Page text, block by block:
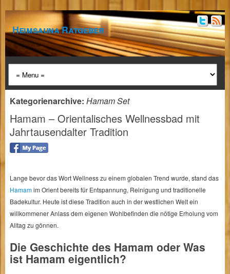
Heimsauna Ratgeber
Kategorienarchive: Hamam Set
Hamam – Orientalisches Wellnessbad mit
Jahrtausendalter Tradition
Lange bevor das Wort Wellness zu einem globalen Trend wurde, stand das
Hamamim Orient bereits für Entspannung, Reinigung und traditionelle
Badekultur. Heute ist diese Tradition auch in der westlichen Welt ein
willkommener Anlass dem eigenen Wohlbefinden die nötige Erholung vom
Alltag zu gönnen.
Die Geschichte des Hamam oder Was
ist Hamam eigentlich?